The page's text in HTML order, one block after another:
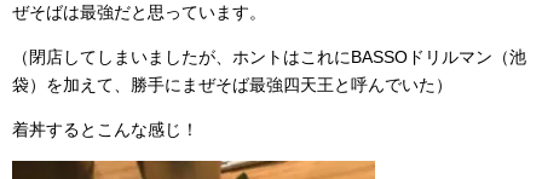
ぜそばは最強だと思っています。
（閉店してしまいましたが、ホントはこれにBASSOドリルマン（池
袋）を加えて、勝手にまぜそば最強四天王と呼んでいた）
着丼するとこんな感じ！